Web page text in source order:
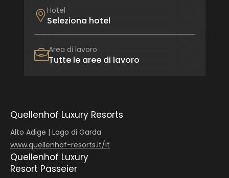
Hotel
Seleziona hotel
Area di lavoro
Tutte le aree di lavoro
Quellenhof Luxury Resorts
Alto Adige | Lago di Garda
www.quellenhof-resorts.it/it
Quellenhof Luxury
Resort Passeier